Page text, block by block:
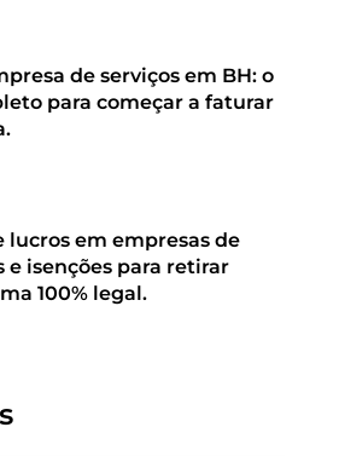
de serviços em BH: o
para começar a faturar
lucros em empresas de
e isenções para retirar
100% legal.